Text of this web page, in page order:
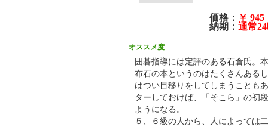
価格： ￥ 945
納期： 通常
オススメ度
囲碁指導には定評のある石倉氏。
布石の本というのはたくさんある
はつい目移りをしてしまうことも
ターしておけば、「そこら」の初
ようになる。
５、６級の人から、人によっては